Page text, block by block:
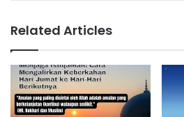
Related Articles